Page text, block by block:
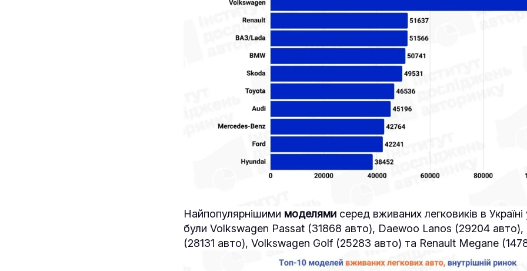
Найпопулярнішими моделями серед вживаних легковиків в
були Volkswagen Passat (31868 авто), Daewoo Lanos (29204
(28131 авто), Volkswagen Golf (25283 авто) та Renault Megane